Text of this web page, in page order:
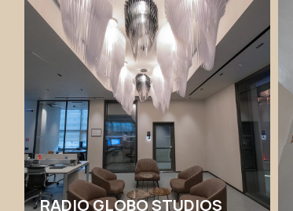
RADIO GLOBO STUDIOS